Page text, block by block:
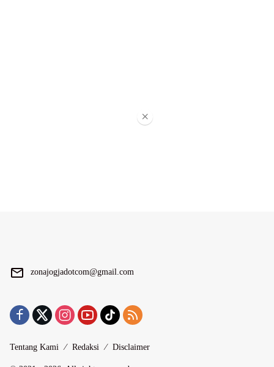
zonajogjadotcom@gmail.com
Tentang Kami Redaksi Disclaimer
×